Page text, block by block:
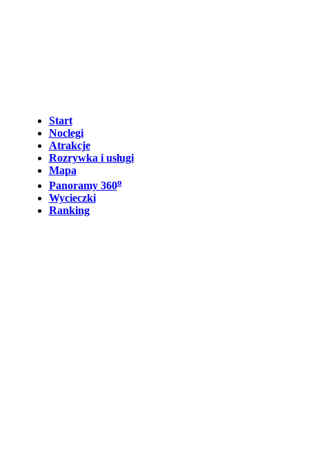
Start
Noclegi
Atrakcje
Rozrywka i usługi
Mapa
Panoramy 360o
Wycieczki
Ranking